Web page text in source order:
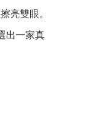
亮雙眼。
出一家真